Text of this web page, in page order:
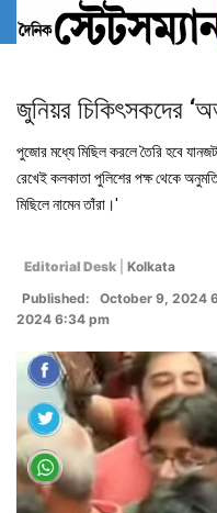
জুনিয়র চিকিৎসকদের
পুজোর মধ্যে মিছিল করলে তৈরি হবে
রেখেই কলকাতা পুলিশের পক্ষ থেকে
মিছিলে নামেন তাঁরা।'
Editorial Desk
Kolkata
Published: October 9,
2024 6:34 pm